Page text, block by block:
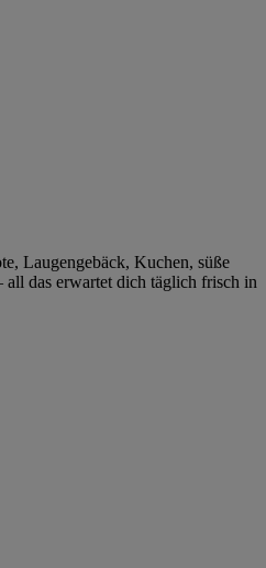
Laugengebäck, Kuchen, süße
all das erwartet dich täglich frisch in